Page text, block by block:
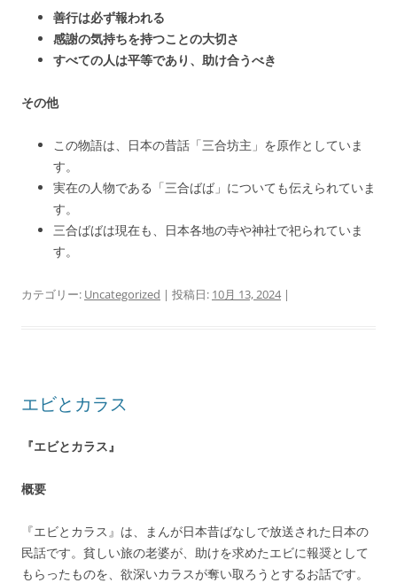
善行は必ず報われる
感謝の気持ちを持つことの大切さ
すべての人は平等であり、助け合うべき
その他
この物語は、日本の昔話「三合坊主」を原作としていま
す。
実在の人物である「三合ばば」についても伝えられていま
す。
三合ばばは現在も、日本各地の寺や神社で祀られていま
す。
カテゴリー: Uncategorized | 投稿日: 10月 13, 2024|
エビとカラス
『エビとカラス』
概要
『エビとカラス』は、まんが日本昔ばなしで放送された日本の
民話です。貧しい旅の老婆が、助けを求めたエビに報奨として
もらったものを、欲深いカラスが奪い取ろうとするお話です。